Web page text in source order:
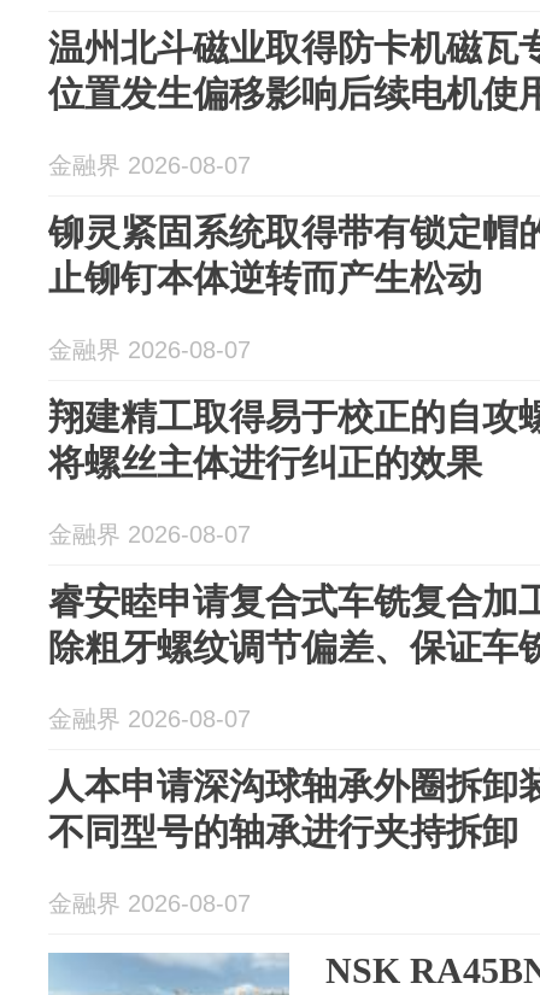
温州北斗磁业取得防卡机磁瓦
位置发生偏移影响后续电机使
金融界 2026-08-07
铆灵紧固系统取得带有锁定帽
止铆钉本体逆转而产生松动
金融界 2026-08-07
翔建精工取得易于校正的自攻
将螺丝主体进行纠正的效果
金融界 2026-08-07
睿安睦申请复合式车铣复合加
除粗牙螺纹调节偏差、保证车
金融界 2026-08-07
人本申请深沟球轴承外圈拆卸
不同型号的轴承进行夹持拆卸
金融界 2026-08-07
NSK